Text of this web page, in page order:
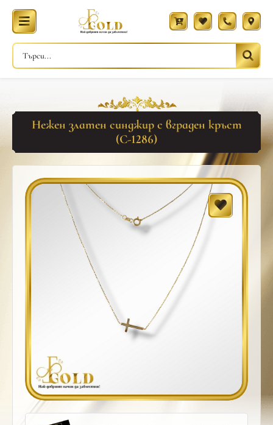
Нежен златен синджир с вграден кръст
(С-1286)